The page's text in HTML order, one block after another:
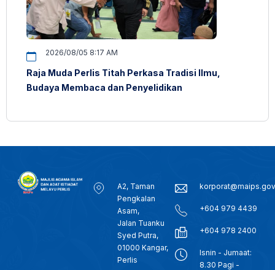
2026/08/05 8:17 AM
Raja Muda Perlis Titah Perkasa Tradisi Ilmu,
Budaya Membaca dan Penyelidikan
A2, Taman
Pengkalan
Asam,
Jalan Tuanku
Syed Putra,
01000 Kangar,
Perlis
+604 979 4439
+604 978 2400
Isnin - Jumaat:
8.30 Pagi -